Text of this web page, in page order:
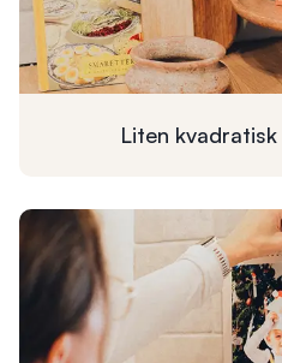
Liten kvadratisk